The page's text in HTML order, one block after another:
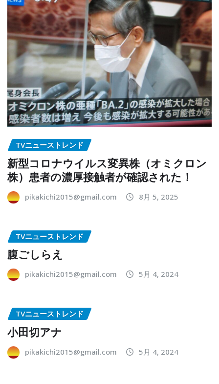
TVニューストレンド
新型コロナウイルス変異株（オミクロン
株）患者の濃厚接触者が確認された！
pikakichi2015@gmail.com 8月 5, 2025
TVニューストレンド
腹ごしらえ
pikakichi2015@gmail.com 5月 4, 2024
TVニューストレンド
小田切アナ
pikakichi2015@gmail.com 5月 4, 2024